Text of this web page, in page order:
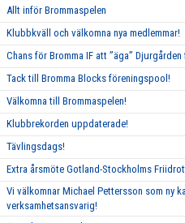
Allt inför Brommaspelen
Klubbkväll och välkomna nya medlemmar!
Chans för Bromma IF att ”äga”
Tack till Bromma Blocks föreningspool!
Välkomna till Brommaspelen!
Klubbrekorden uppdaterade!
Tävlingsdags!
Extra årsmöte Gotland-Stockholms
Vi välkomnar Michael Pettersson som ny
verksamhetsansvarig!